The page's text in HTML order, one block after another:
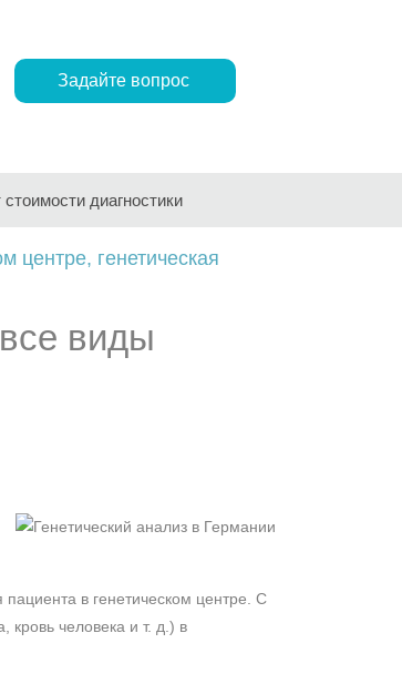
Задайте вопрос
стоимости диагностики
центре, генетическая
виды
пациента в генетическом центре. С
кровь человека и т. д.) в